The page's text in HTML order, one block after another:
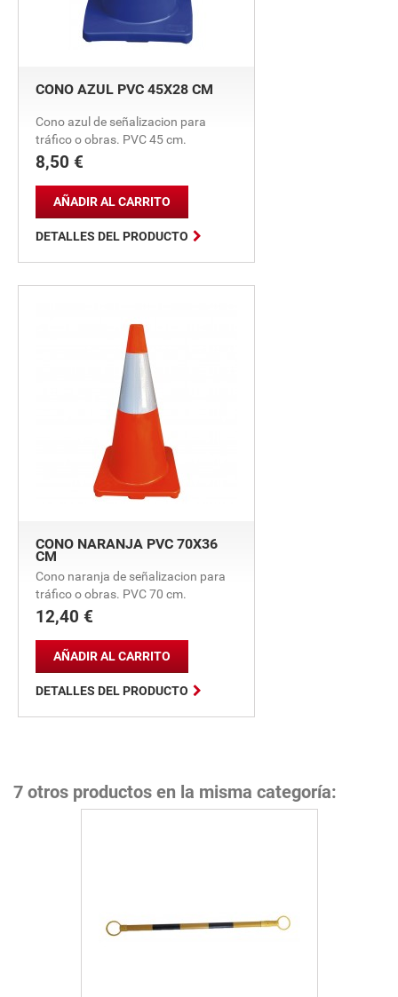
CONO AZUL PVC 45X28 CM
Cono azul de señalizacion para
tráfico o obras. PVC 45 cm.
Precio
8,50 €

AÑADIR AL CARRITO
DETALLES DEL PRODUCTO
CONO NARANJA PVC 70X36
CM
Cono naranja de señalizacion para
tráfico o obras. PVC 70 cm.
Precio
12,40 €

AÑADIR AL CARRITO
DETALLES DEL PRODUCTO
7 otros productos en la misma categoría: